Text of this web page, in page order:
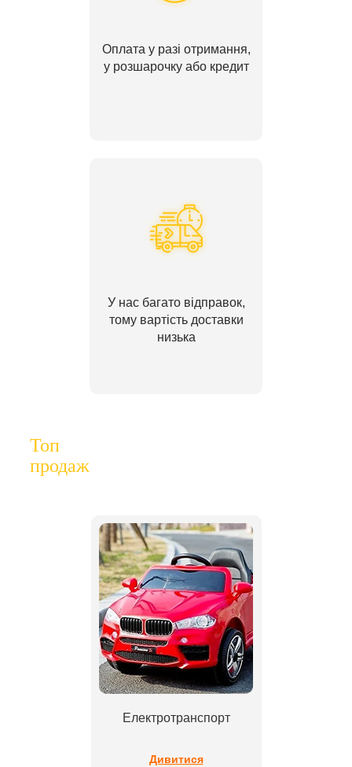
Оплата у разі отримання,
у розшарочку або кредит
У нас багато відправок,
тому вартість доставки
низька
Топ
продаж
Електротранспорт
Дивитися